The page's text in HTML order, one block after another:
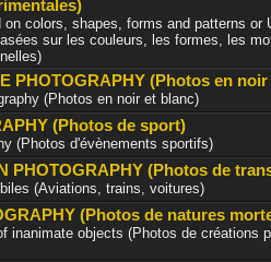
colors, shapes, forms and patterns or
sur les couleurs, les formes, les
PHOTOGRAPHY (Photos en
(Photos en noir et blanc)
(Photos de sport)
(Photos d'évènements sportifs)
PHOTOGRAPHY (Photos de
(Aviations, trains, voitures)
(Photos de natures
inanimate objects (Photos de créations